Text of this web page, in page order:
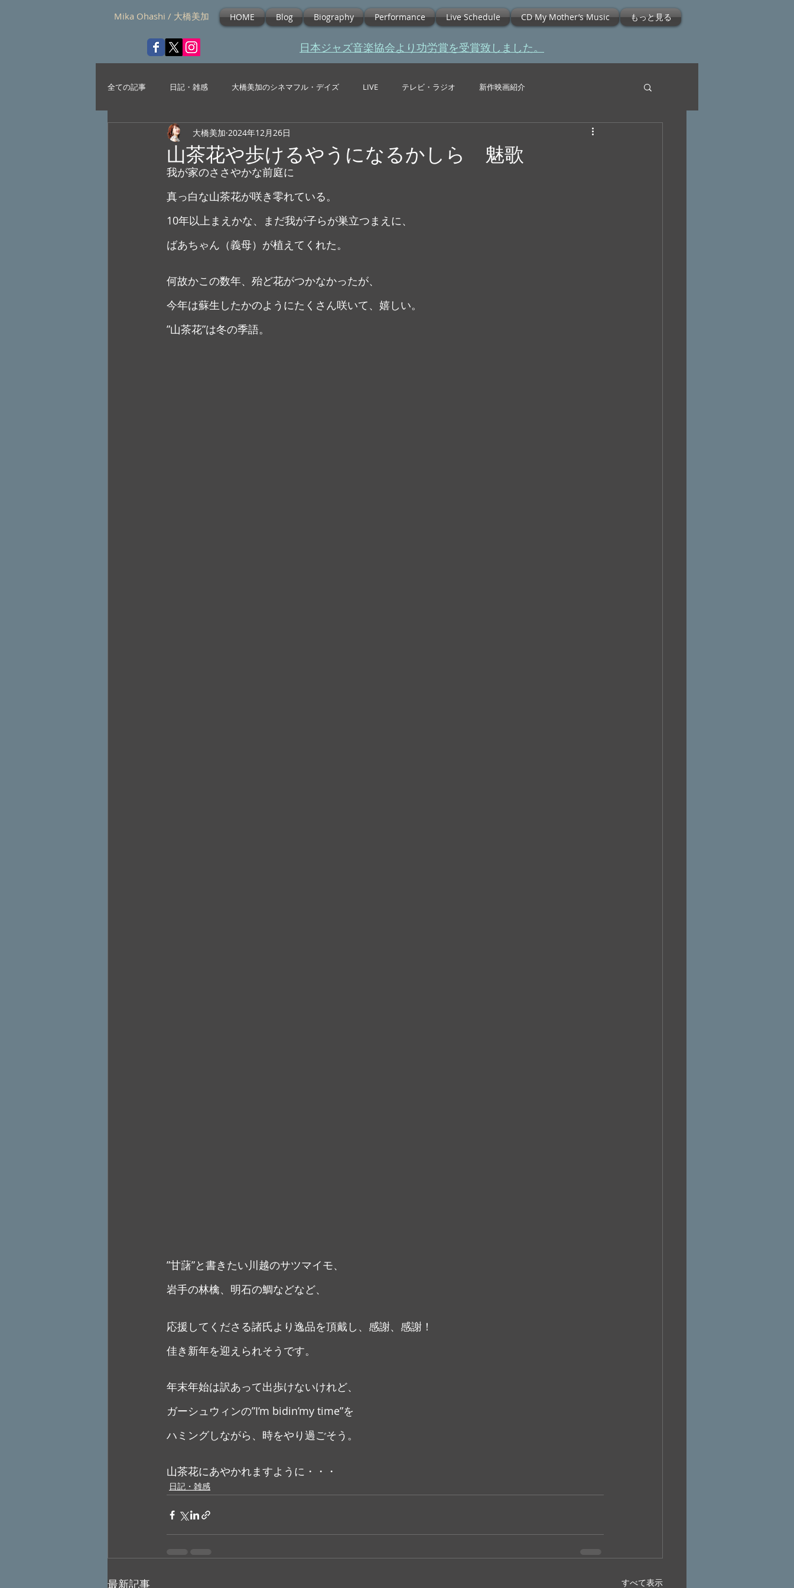
Mika Ohashi / 大橋美加 HOME Blog Biography Performance Live Schedule CD My Mother’s Music もっと見る
​日本ジャズ音楽協会より功労賞を受賞致しました。
全ての記事 日記・雑感 大橋美加のシネマフル・デイズ LIVE テレビ・ラジオ 新作映画紹介
山茶花や歩けるやうになるかしら 魅歌
大橋美加 2024年12月26日
我が家のささやかな前庭に
真っ白な山茶花が咲き零れている。
10年以上まえかな、まだ我が子らが巣立つまえに、
ばあちゃん（義母）が植えてくれた。
何故かこの数年、殆ど花がつかなかったが、
今年は蘇生したかのようにたくさん咲いて、嬉しい。
”山茶花”は冬の季語。
”甘藷”と書きたい川越のサツマイモ、
岩手の林檎、明石の鯛などなど、
応援してくださる諸氏より逸品を頂戴し、感謝、感謝！
佳き新年を迎えられそうです。
年末年始は訳あって出歩けないけれど、
ガーシュウィンの”I’m bidin’my time”を
ハミングしながら、時をやり過ごそう。
山茶花にあやかれますように・・・
日記・雑感
最新記事 すべて表示